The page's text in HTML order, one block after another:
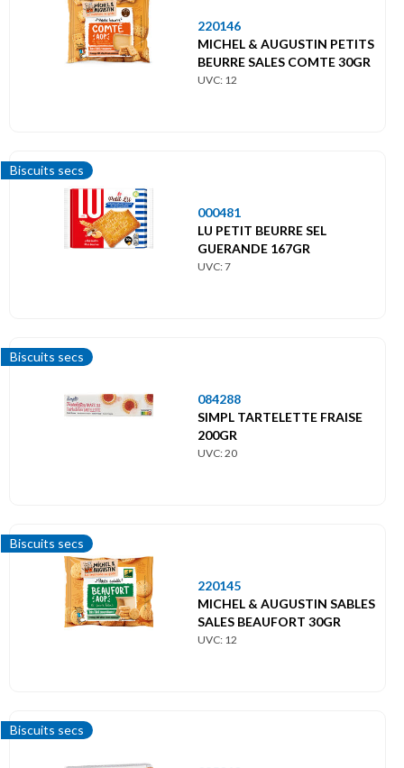
220146
MICHEL & AUGUSTIN PETITS
BEURRE SALES COMTE 30GR
UVC: 12
Biscuits secs
000481
LU PETIT BEURRE SEL
GUERANDE 167GR
UVC: 7
Biscuits secs
084288
SIMPL TARTELETTE FRAISE
200GR
UVC: 20
Biscuits secs
220145
MICHEL & AUGUSTIN SABLES
SALES BEAUFORT 30GR
UVC: 12
Biscuits secs